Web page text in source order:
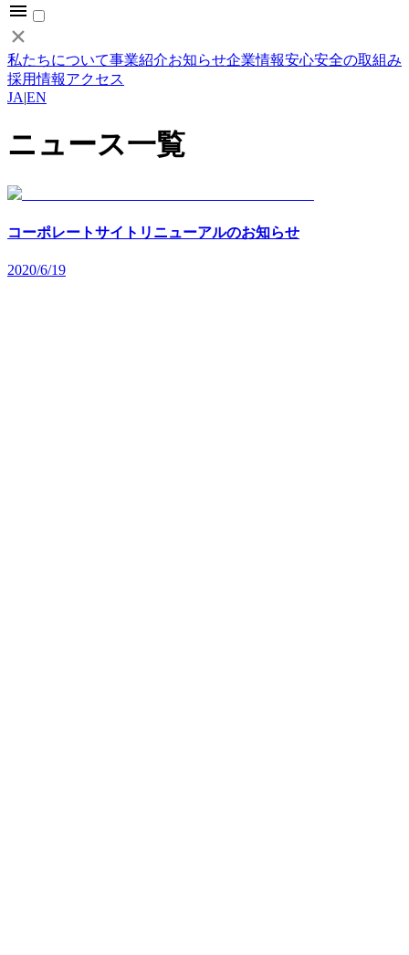
私たちについて事業紹介お知らせ企業情報安心安全の取組み
採用情報アクセス
JA|EN
ニュース一覧
コーポレートサイトリニューアルのお知らせ
2020/6/19